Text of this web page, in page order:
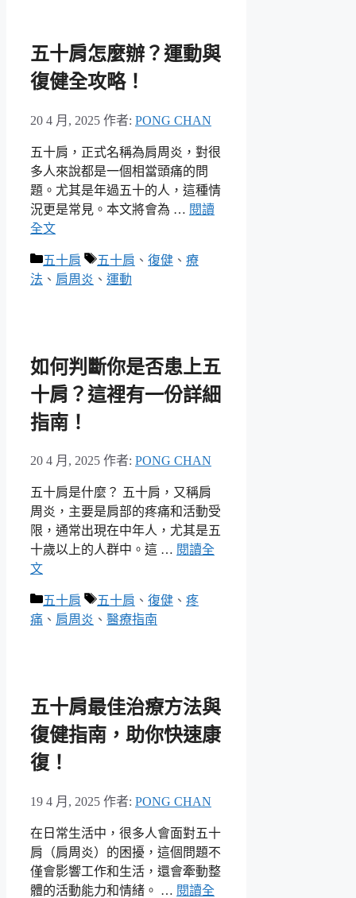
五十肩怎麼辦？運動與
復健全攻略！
20 4 月, 2025 作者: PONG CHAN
五十肩，正式名稱為肩周炎，對很
多人來說都是一個相當頭痛的問
題。尤其是年過五十的人，這種情
況更是常見。本文將會為 … 閱讀
全文
分
類
五十肩
標
籤
五十肩 、 復健 、 療
法 、 肩周炎 、 運動
如何判斷你是否患上五
十肩？這裡有一份詳細
指南！
20 4 月, 2025 作者: PONG CHAN
五十肩是什麼？ 五十肩，又稱肩
周炎，主要是肩部的疼痛和活動受
限，通常出現在中年人，尤其是五
十歲以上的人群中。這 … 閱讀全
文
分
類
五十肩
標
籤
五十肩 、 復健 、 疼
痛 、 肩周炎 、 醫療指南
五十肩最佳治療方法與
復健指南，助你快速康
復！
19 4 月, 2025 作者: PONG CHAN
在日常生活中，很多人會面對五十
肩（肩周炎）的困擾，這個問題不
僅會影響工作和生活，還會牽動整
體的活動能力和情緒。 … 閱讀全